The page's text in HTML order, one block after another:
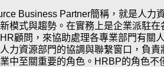
Business Partner簡稱，就是人力
模式與趨勢。在實務上是企業派駐
顧問，來協助處理各專業部門有關
力資源部門的協調與聯繫窗口，負
中至關重要的角色。HRBP的角色不